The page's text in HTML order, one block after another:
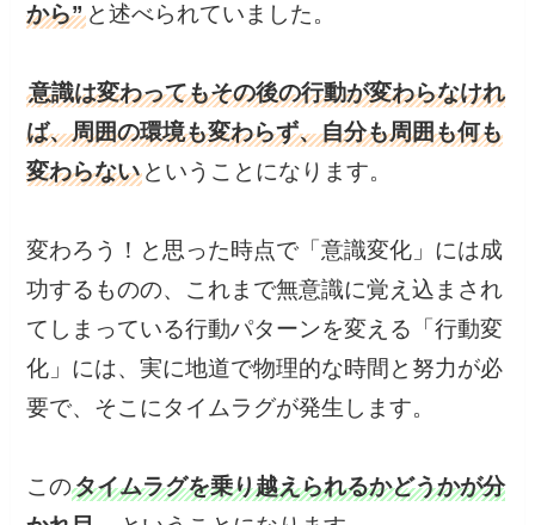
から” と述べられていました。
意識は変わってもその後の行動が変わらなけれ
ば、周囲の環境も変わらず、自分も周囲も何も
変わらない ということになります。
変わろう！と思った時点で「意識変化」には成
功するものの、これまで無意識に覚え込まされ
てしまっている行動パターンを変える「行動変
化」には、実に地道で物理的な時間と努力が必
要で、そこにタイムラグが発生します。
このタイムラグを乗り越えられるかどうかが分